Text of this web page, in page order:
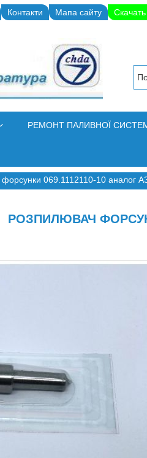
Контакти Мапа сайту
РЕМОНТ ПАЛИВНОЇ
форсунки 069.1112110-10 аналог
РОЗПИЛЮВАЧ